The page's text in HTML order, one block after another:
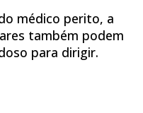
médico perito, a
também podem
para dirigir.